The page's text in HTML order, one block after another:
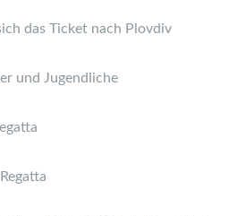
das Ticket nach Plovdiv
und Jugendliche